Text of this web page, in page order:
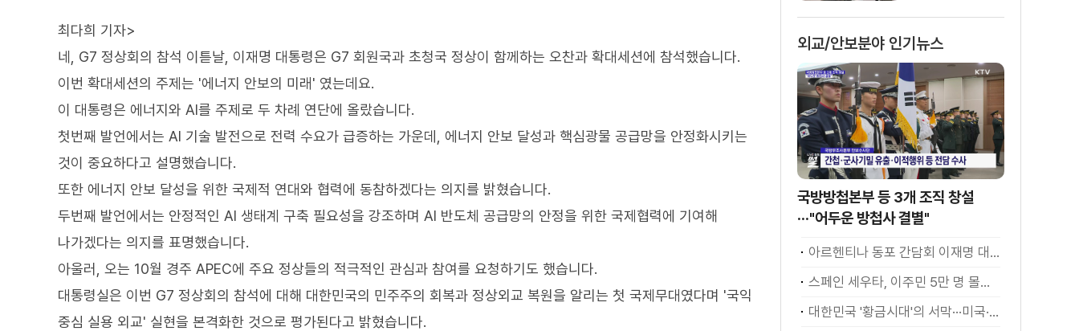
최다희 기자>
네, G7 정상회의 참석 이튿날, 이재명 대통령은 G7 회원국과 초청국 정상이 함께하는 오찬과 확대세션에 참석했습니다.
이번 확대세션의 주제는 '에너지 안보의 미래' 였는데요.
이 대통령은 에너지와 AI를 주제로 두 차례 연단에 올랐습니다.
첫번째 발언에서는 AI 기술 발전으로 전력 수요가 급증하는 가운데, 에너지 안보 달성과 핵심광물 공급망을 안정화시키는
것이 중요하다고 설명했습니다.
또한 에너지 안보 달성을 위한 국제적 연대와 협력에 동참하겠다는 의지를 밝혔습니다.
두번째 발언에서는 안정적인 AI 생태계 구축 필요성을 강조하며 AI 반도체 공급망의 안정을 위한 국제협력에 기여해
나가겠다는 의지를 표명했습니다.
아울러, 오는 10월 경주 APEC에 주요 정상들의 적극적인 관심과 참여를 요청하기도 했습니다.
대통령실은 이번 G7 정상회의 참석에 대해 대한민국의 민주주의 회복과 정상외교 복원을 알리는 첫 국제무대였다며 '국익
중심 실용 외교' 실현을 본격화한 것으로 평가된다고 밝혔습니다.
소화
외교/안보분야 인기뉴스
국방방첩본부 등 3개 조직 창설
···"어두운 방첩사 결별"
아르헨티나 동포 간담회 이재명 대통령 모두발언
스페인 세우타, 이주민 5만 명 몰려 [월드 투데이]
대한민국 '황금시대'의 서막···미국·남미 순방 성과 총정리 [정.주.행]